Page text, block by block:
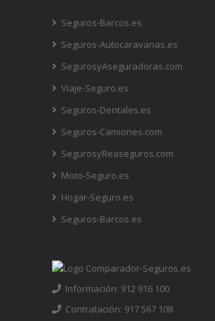
Seguros-Barcos.es
Seguros-Autocaravanas.es
SegurosyAseguradoras.com
Viaje-Seguro.es
Seguros-Dentales.es
Seguros-Camiones.com
SegurosyReaseguros.com
Moto-Seguro.es
Hogar-Seguro.es
Seguros-Barcos.es
Información: 912 916 100
Contratación: 917 567 108